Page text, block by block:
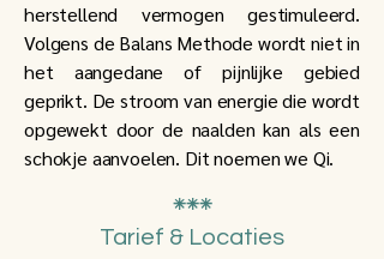
herstellend vermogen gestimuleerd.
Volgens de Balans Methode wordt niet in
het aangedane of pijnlijke gebied
geprikt. De stroom van energie die wordt
opgewekt door de naalden kan als een
schokje aanvoelen. Dit noemen we Qi.
⁕⁕⁕
Tarief & Locaties​